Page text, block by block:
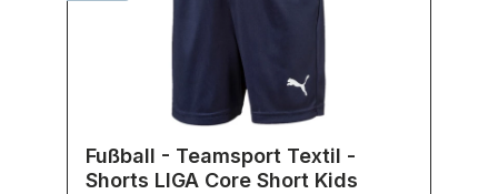
Fußball - Teamsport Textil -
Shorts LIGA Core Short Kids